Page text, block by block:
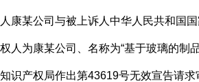
某公司与被上诉人中华人民共和国国
人为康某公司、名称为“基于玻璃的制
识产权局作出第43619号无效宣告请